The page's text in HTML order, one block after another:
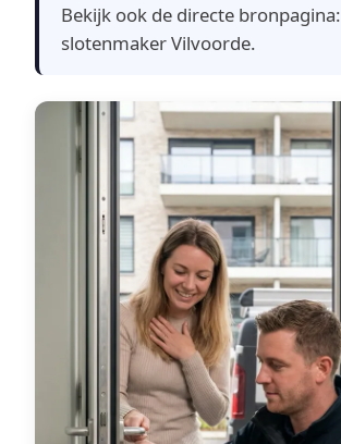
Bekijk ook de directe bronpagina:
slotenmaker Vilvoorde.